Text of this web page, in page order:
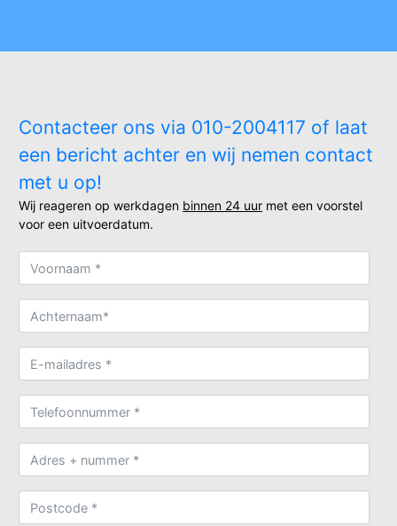
Contacteer ons via 010-2004117 of laat
een bericht achter en wij nemen contact
met u op!
Wij reageren op werkdagen binnen 24 uur met een voorstel
voor een uitvoerdatum.